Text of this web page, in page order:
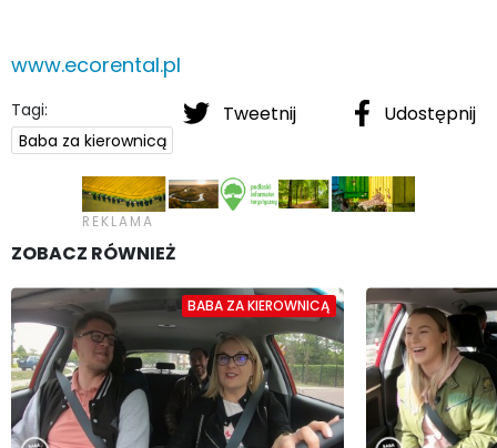
www.ecorental.pl
Tweetnij Udostępnij
Tagi:
Baba za kierownicą
ZOBACZ RÓWNIEŻ
BABA ZA KIEROWNICĄ